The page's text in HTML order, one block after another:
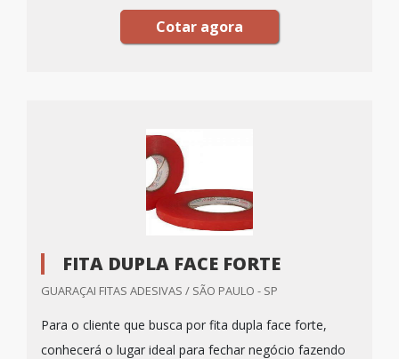
Cotar agora
FITA DUPLA FACE FORTE
GUARAÇAI FITAS ADESIVAS / SÃO PAULO - SP
Para o cliente que busca por fita dupla face forte,
conhecerá o lugar ideal para fechar negócio fazendo